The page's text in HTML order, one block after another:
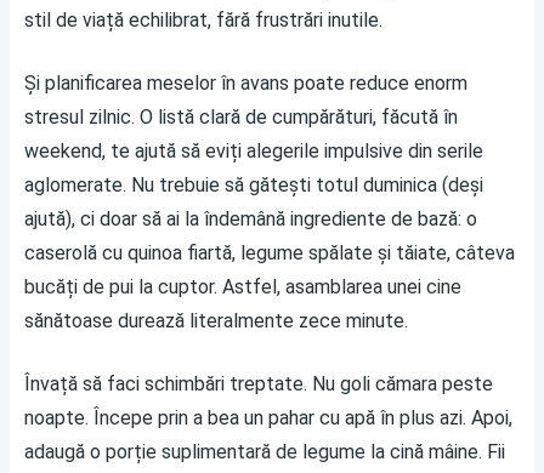
stil de viață echilibrat, fără frustrări inutile.
Și planificarea meselor în avans poate reduce enorm
stresul zilnic. O listă clară de cumpărături, făcută în
weekend, te ajută să eviți alegerile impulsive din serile
aglomerate. Nu trebuie să gătești totul duminica (deși
ajută), ci doar să ai la îndemână ingrediente de bază: o
caserolă cu quinoa fiartă, legume spălate și tăiate, câteva
bucăți de pui la cuptor. Astfel, asamblarea unei cine
sănătoase durează literalmente zece minute.
Învață să faci schimbări treptate. Nu goli cămara peste
noapte. Începe prin a bea un pahar cu apă în plus azi. Apoi,
adaugă o porție suplimentară de legume la cină mâine. Fii